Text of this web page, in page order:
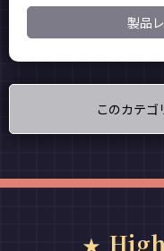
製品
このカテ